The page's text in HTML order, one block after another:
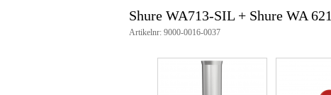
Shure WA713-SIL + Shure WA 621
Artikelnr: 9000-0016-0037